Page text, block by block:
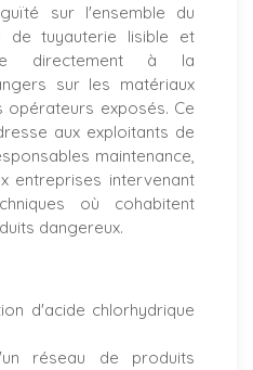
sur l'ensemble du
de tuyauterie lisible et
directement à la
sur les matériaux
opérateurs exposés. Ce
aux exploitants de
maintenance,
entreprises intervenant
où cohabitent
dangereux.
d'acide chlorhydrique
réseau de produits